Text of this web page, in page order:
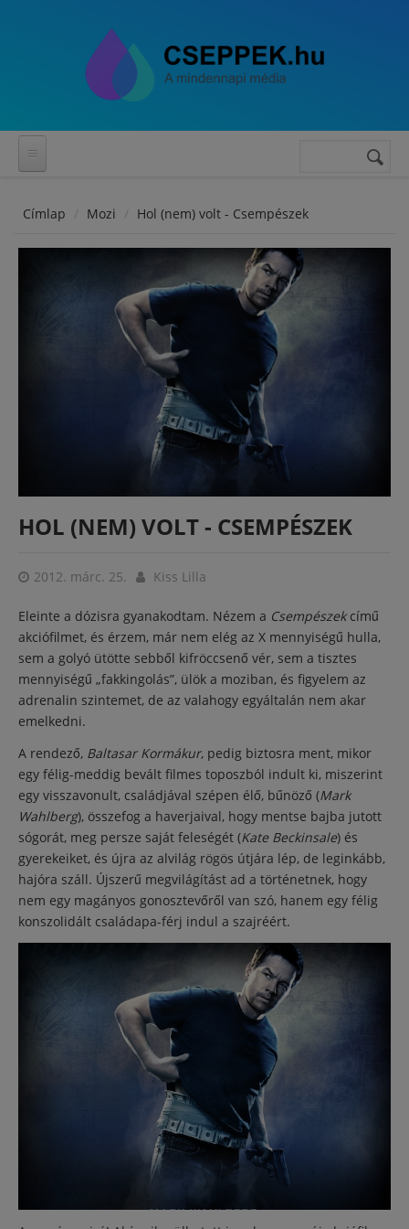
Keresés
Címlap Mozi Hol (nem) volt - Csempészek
HOL (NEM) VOLT - CSEMPÉSZEK
2012. márc. 25. Kiss Lilla
Eleinte a dózisra gyanakodtam. Nézem a Csempészekcímű
akciófilmet, és érzem, már nem elég az X mennyiségű hulla,
sem a golyó ütötte sebből kifröccsenő vér, sem a tisztes
mennyiségű „fakkingolás”, ülök a moziban, és figyelem az
adrenalin szintemet, de az valahogy egyáltalán nem akar
emelkedni.
A rendező, Baltasar Kormákur, pedig biztosra ment, mikor
egy félig-meddig bevált filmes toposzból indult ki, miszerint
egy visszavonult, családjával szépen élő, bűnöző (Mark
Wahlberg), összefog a haverjaival, hogy mentse bajba jutott
sógorát, meg persze saját feleségét (Kate Beckinsale) és
gyerekeiket, és újra az alvilág rögös útjára lép, de leginkább,
hajóra száll. Újszerű megvilágítást ad a történetnek, hogy
nem egy magányos gonosztevőről van szó, hanem egy félig
konszolidált családapa-férj indul a szajréért.